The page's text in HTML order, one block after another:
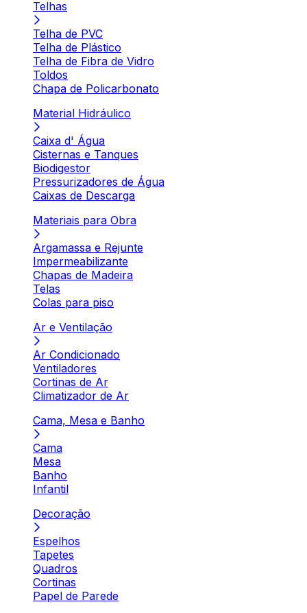
Telhas
Telha de PVC
Telha de Plástico
Telha de Fibra de Vidro
Toldos
Chapa de Policarbonato
Material Hidráulico
Caixa d' Água
Cisternas e Tanques
Biodigestor
Pressurizadores de Água
Caixas de Descarga
Materiais para Obra
Argamassa e Rejunte
Impermeabilizante
Chapas de Madeira
Telas
Colas para piso
Ar e Ventilação
Ar Condicionado
Ventiladores
Cortinas de Ar
Climatizador de Ar
Cama, Mesa e Banho
Cama
Mesa
Banho
Infantil
Decoração
Espelhos
Tapetes
Quadros
Cortinas
Papel de Parede